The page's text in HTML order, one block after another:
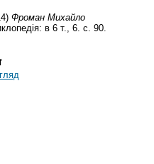
Фроман Михайло
в 6 т., 6. с. 90.